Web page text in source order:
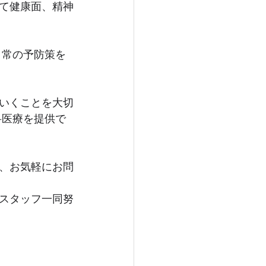
健康面、精神
くことを大切
療を提供で
お気軽にお問
タッフ一同努